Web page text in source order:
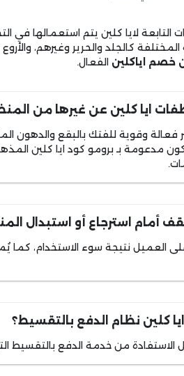
التابعة لايا كلين يتم استعمالها
كالجلد والحرير وغيرهم،
خصم اياكلين الفعال.
ايا كلين عن غيرها من
فعالة وقوية للفتك بالبقع والدهون
مدعومة بـ برومو كود ايا كلين
أمام استرجاع أو استبدال
على العميل نتيجة سوء الاستخدام، كما
كلين نظام الدفع بالتقسيط؟
من خدمة الدفع بالتقسيط التي